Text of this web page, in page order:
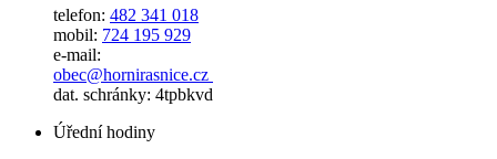
telefon: 482 341 018
mobil: 724 195 929
e-mail:
obec@hornirasnice.cz
dat. schránky: 4tpbkvd
Úřední hodiny